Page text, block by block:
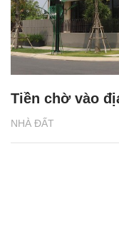
NHÀ ĐẤT
Tiền chờ vào